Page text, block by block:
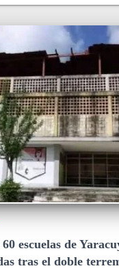
escuelas de
tras el doble